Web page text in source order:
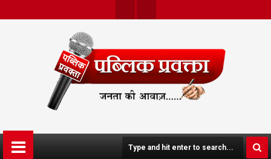
Ter
Boo
K